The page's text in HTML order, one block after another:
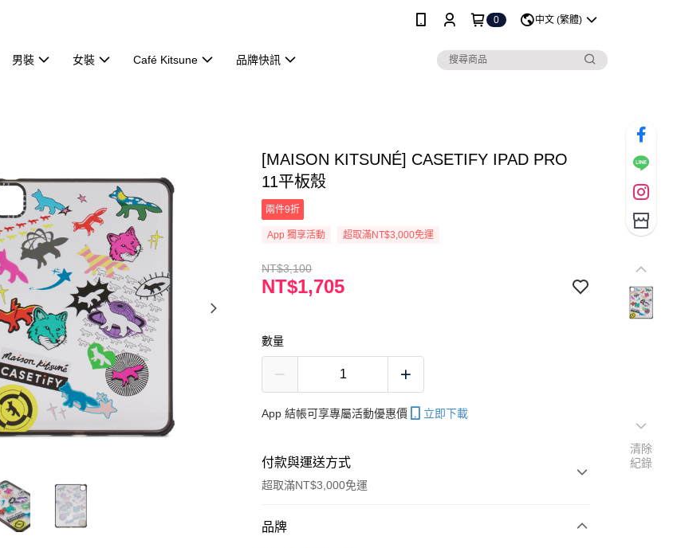
0 中文 (繁體)
男裝 女裝 Café Kitsune 品牌快訊
[MAISON KITSUNÉ] CASETIFY IPAD PRO
11平板殼
兩件9折
App 獨享活動 超取滿NT$3,000免運
NT$3,100
NT$1,705
數量
App 結帳可享專屬活動優惠價 立即下載
付款與運送方式
超取滿NT$3,000免運
付款方式
品牌
清除
紀錄